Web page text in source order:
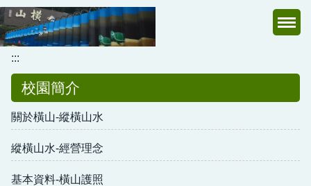
跳
到
主
要
內
區
:::
校園簡介
關於橫山-縱橫山水
縱橫山水-經營理念
基本資料-橫山護照